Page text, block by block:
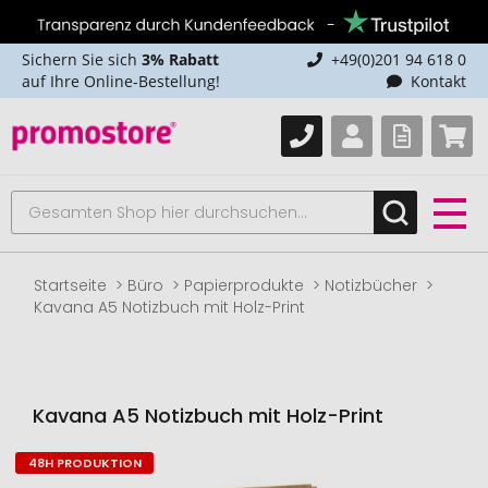
Sichern Sie sich 3% Rabatt
auf Ihre Online-Bestellung!
+49(0)201 94 618 0
Kontakt
Startseite Büro Papierprodukte
Notizbücher
Kavana A5 Notizbuch mit Holz-Print
Kavana A5 Notizbuch mit Holz-Print
Zum
48H PRODUKTION